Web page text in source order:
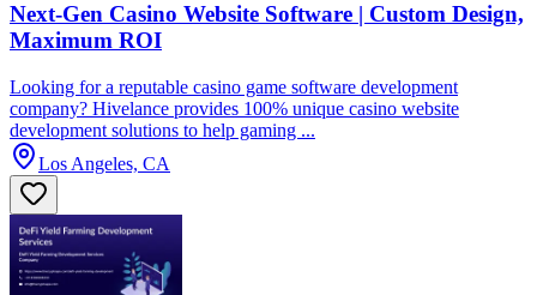
Next-Gen Casino Website Software | Custom Design,
Maximum ROI
Looking for a reputable casino game software development
company? Hivelance provides 100% unique casino website
development solutions to help gaming ...
Los Angeles, CA